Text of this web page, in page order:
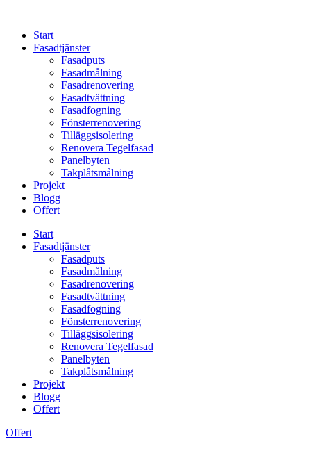
contentStart
Fasadtjänster
Fasadputs
Fasadmålning
Fasadrenovering
Fasadtvättning
Fasadfogning
Fönsterrenovering
Tilläggsisolering
Renovera Tegelfasad
Panelbyten
Takplåtsmålning
Projekt
Blogg
Offert
Start
Fasadtjänster
Fasadputs
Fasadmålning
Fasadrenovering
Fasadtvättning
Fasadfogning
Fönsterrenovering
Tilläggsisolering
Renovera Tegelfasad
Panelbyten
Takplåtsmålning
Projekt
Blogg
Offert
Offert